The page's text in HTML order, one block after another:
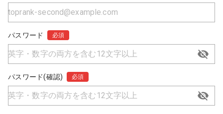
パスワード 必須
パスワード(確認) 必須